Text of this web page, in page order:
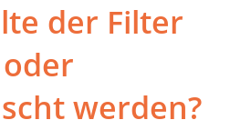
der Filter
werden?